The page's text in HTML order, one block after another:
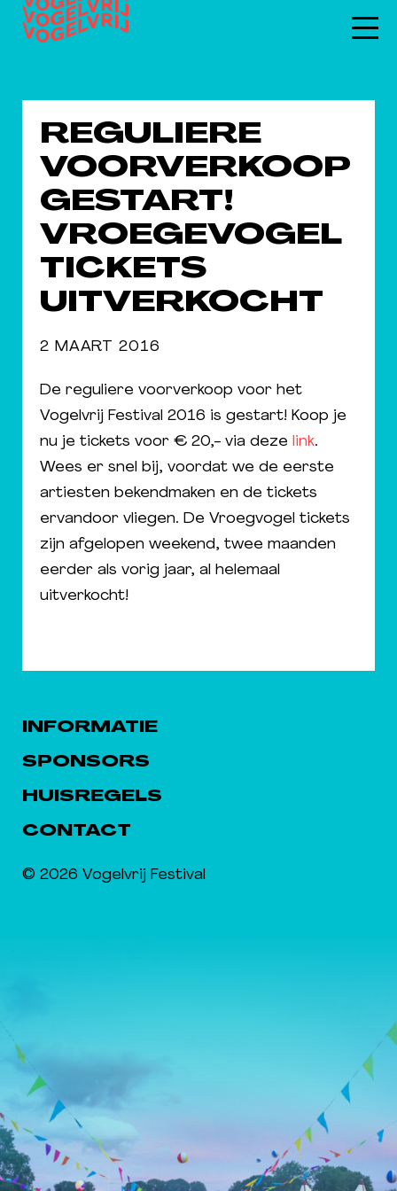
REGULIERE
VOORVERKOOP
GESTART!
VROEGEVOGEL
TICKETS
UITVERKOCHT
2 MAART 2016
De reguliere voorverkoop voor het
Vogelvrij Festival 2016 is gestart! Koop je
nu je tickets voor € 20,- via deze link.
Wees er snel bij, voordat we de eerste
artiesten bekendmaken en de tickets
ervandoor vliegen. De Vroegvogel tickets
zijn afgelopen weekend, twee maanden
eerder als vorig jaar, al helemaal
uitverkocht!
INFORMATIE
SPONSORS
HUISREGELS
CONTACT
© 2026 Vogelvrij Festival